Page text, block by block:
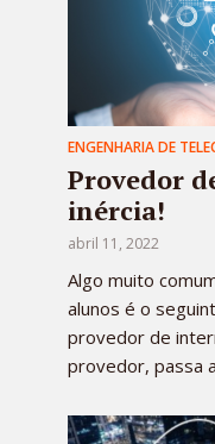
ENGENHARIA DE
Provedor
inércia!
abril 11, 2022
Algo muito
alunos é o
provedor de
provedor, passa